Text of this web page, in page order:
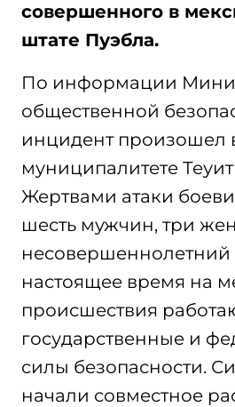
совершенного в
штате Пуэбла.
По информации
общественной
инцидент произошел
муниципалитете
Жертвами атаки
шесть мужчин, три
несовершеннолетний
настоящее время на
происшествия
государственные и
силы безопасности.
начали совместное